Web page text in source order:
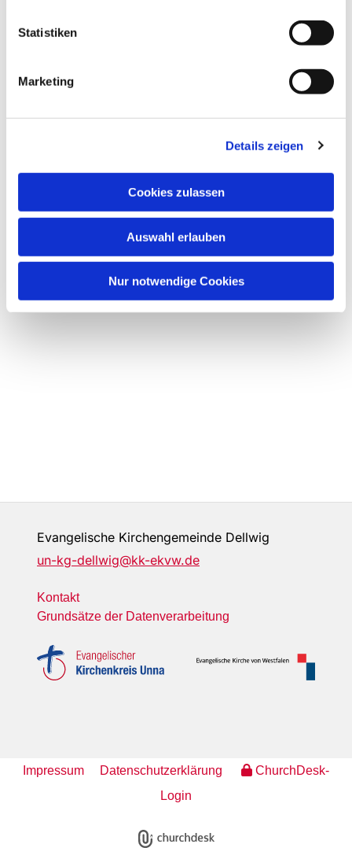
Statistiken
Marketing
Details zeigen
Cookies zulassen
Auswahl erlauben
Nur notwendige Cookies
Dies könnte Sie auch
Evangelische Kirchengemeinde Dellwig
un-kg-dellwig@kk-ekvw.de
Kontakt
Grundsätze der Datenverarbeitung
Impressum Datenschutzerklärung
ChurchDesk-
Login